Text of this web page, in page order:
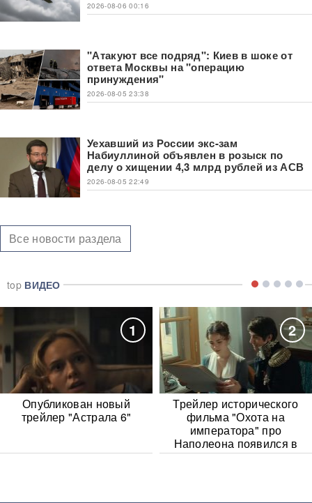
2026-08-06 00:16
"Атакуют все подряд": Киев в шоке от
ответа Москвы на "операцию
принуждения"
2026-08-05 23:38
Уехавший из России экс-зам
Набиуллиной объявлен в розыск по
делу о хищении 4,3 млрд рублей из АСВ
2026-08-05 22:49
Все новости раздела
top ВИДЕО
1
Опубликован новый
трейлер "Астрала 6"
2
Трейлер исторического
фильма "Охота на
императора" про
Наполеона появился в
Сети